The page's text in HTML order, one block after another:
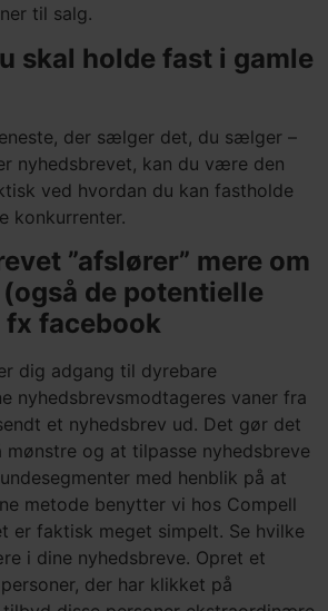
til salg.
skal holde fast i gamle
der sælger det, du sælger –
nyhedsbrevet, kan du være den
ved hvordan du kan fastholde
konkurrenter.
”afslører” mere om
de potentielle
facebook
dig adgang til dyrebare
nyhedsbrevsmodtageres vaner fra
et nyhedsbrev ud. Det gør det
mønstre og at tilpasse nyhedsbreve
med henblik på at
metode benytter vi hos Compell
er faktisk meget simpelt. Se hvilke
i dine nyhedsbreve. Opret et
der har klikket på